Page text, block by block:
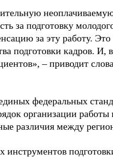
за подготовку
за эту работу. Это
подготовки кадров. И, в
– приводит слова
федеральных
организации работы
различия между
инструментов